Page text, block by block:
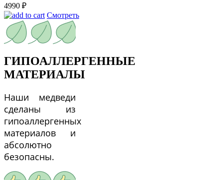
4990 ₽
Смотреть
ГИПОАЛЛЕРГЕННЫЕ
МАТЕРИАЛЫ
Наши медведи
сделаны из
гипоаллергенных
материалов и
абсолютно
безопасны.